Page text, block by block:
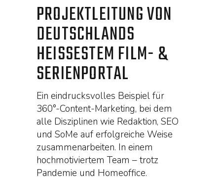
PROJEKTLEITUNG VON
DEUTSCHLANDS
HEISSESTEM FILM- &
SERIENPORTAL
Ein eindrucksvolles Beispiel für
360°-Content-Marketing, bei dem
alle Disziplinen wie Redaktion, SEO
und SoMe auf erfolgreiche Weise
zusammenarbeiten. In einem
hochmotiviertem Team – trotz
Pandemie und Homeoffice.